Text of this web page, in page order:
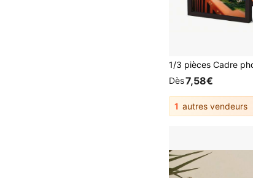
Dès7,58€
1 autres vendeurs